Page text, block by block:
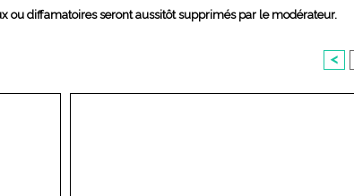
ou diffamatoires seront aussitôt supprimés par le modérateur.
<